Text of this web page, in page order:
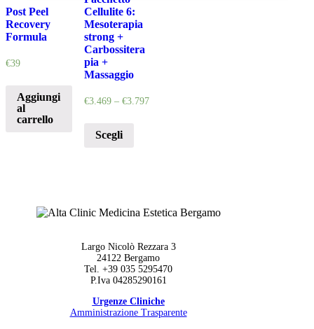
Post Peel
Recovery
Formula
€39
Aggiungi
al
carrello
Cellulite 6:
Mesoterapia
strong +
Carbossitera
pia +
Massaggio
€3.469– €3.797
Scegli
Largo Nicolò Rezzara 3
24122 Bergamo
Tel. +39 035 5295470
P.Iva 04285290161
Urgenze Cliniche
Amministrazione Trasparente